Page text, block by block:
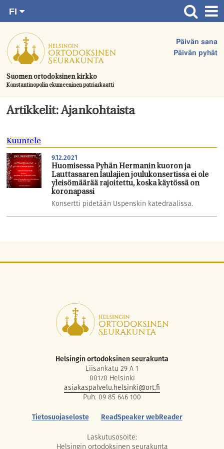
suoraan
sisältöön.
Suomen ortodoksinen kirkko
Konstantinopolin ekumeeninen patriarkaatti
Päivän sana
Päivän pyhät
FI
SV
EN
UA
Etusivu
Ajankohtaista
Juhlat & toimitukset
Kirkot
Tule mukaan
Hautausmaa
Yhteystiedot
Artikkelit: Ajankohtaista
Kuuntele
9.12.2021
Huomisessa Pyhän Hermanin kuoron ja
Lauttasaaren laulajien joulukonsertissa ei ole
yleisömäärää rajoitettu, koska käytössä on
koronapassi
Konsertti pidetään Uspenskin katedraalissa.
Helsingin ortodoksinen seurakunta
Liisankatu 29 A 1
00170 Helsinki
asiakaspalvelu.helsinki@ort.fi
Puh. 09 85 646 100
Tietosuojaseloste
ReadSpeaker webReader
Laskutusosoite:
Helsingin ortodoksinen seurakunta